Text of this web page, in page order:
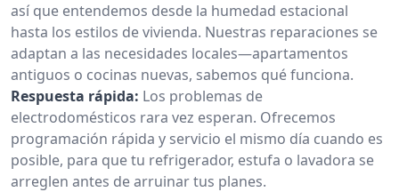
así que entendemos desde la humedad estacional
hasta los estilos de vivienda. Nuestras reparaciones se
adaptan a las necesidades locales—apartamentos
antiguos o cocinas nuevas, sabemos qué funciona.
Respuesta rápida: Los problemas de
electrodomésticos rara vez esperan. Ofrecemos
programación rápida y servicio el mismo día cuando es
posible, para que tu refrigerador, estufa o lavadora se
arreglen antes de arruinar tus planes.